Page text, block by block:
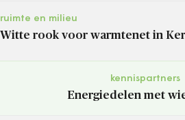
ruimte en milieu
Witte rook voor warmtenet in
kennispartners
Energiedelen met